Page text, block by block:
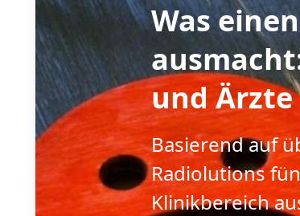
Was
und Ärzte
Basierend auf
Radiolutions
Klinikbereich